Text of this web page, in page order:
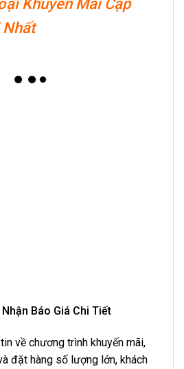
Khuyến Mãi Cập
Báo Giá Chi Tiết
về chương trình khuyến mãi,
đặt hàng số lượng lớn, khách